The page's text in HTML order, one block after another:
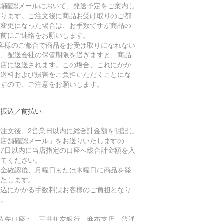
確認メールにおいて、発送予定をご案内し
ます。ご注文後に商品お受け取りのご都
更になった場合は、お手数ですが商品の
にご連絡をお願いします。
様のご都合で商品をお受け取りになれない
配送会社の保管期限を過ぎますと、商品
に返送されます。この場合、これにかか
料および損害をご負担いただくことにな
ので、ご注意をお願いします。
込／前払い
注文後、2営業日以内に総合計金額を明記し
舗確認メール」をお送りいたしますの
日以内に当店指定の口座へ総合計金額を入
ください。
金確認後、月曜日または木曜日に商品を発
します。
込にかかる手数料はお客様のご負担となり
先口座： 三井住友銀行 麻布支店 普通